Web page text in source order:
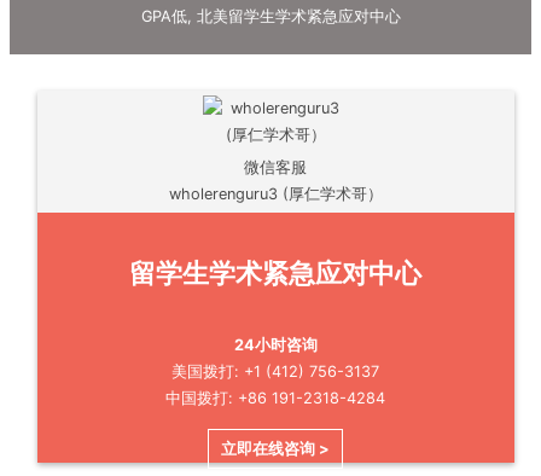
GPA低, 北美留学生学术紧急应对中心
微信客服
wholerenguru3 (厚仁学术哥）
留学生学术紧急应对中心
24小时咨询
美国拨打: +1 (412) 756-3137
中国拨打: +86 191-2318-4284
立即在线咨询 >